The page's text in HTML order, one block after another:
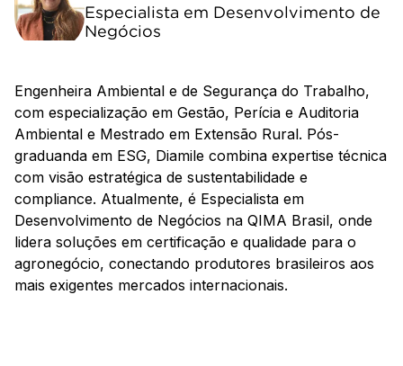
Especialista em Desenvolvimento de
Negócios
Engenheira Ambiental e de Segurança do Trabalho,
com especialização em Gestão, Perícia e Auditoria
Ambiental e Mestrado em Extensão Rural. Pós-
graduanda em ESG, Diamile combina expertise técnica
com visão estratégica de sustentabilidade e
compliance. Atualmente, é Especialista em
Desenvolvimento de Negócios na QIMA Brasil, onde
lidera soluções em certificação e qualidade para o
agronegócio, conectando produtores brasileiros aos
mais exigentes mercados internacionais.